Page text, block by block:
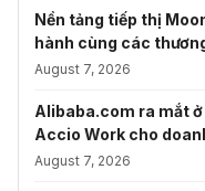
Nền tảng tiếp thị
hành cùng các
August 7, 2026
Alibaba.com ra mắt
Accio Work cho
August 7, 2026